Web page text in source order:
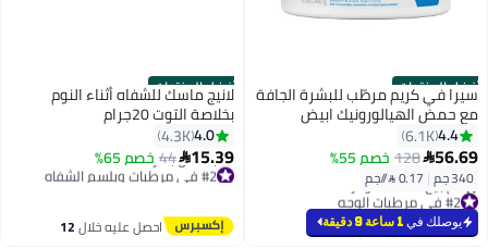
أفضل المنتجات
سيرا في كريم مرطّب للبشرة الجافة
مع حمض الهيالورونيك ابيض
340جرام4.4
6.1K
56.69
128 خصم 55%
340 جم |
#2 في مرطبات الوجه
بتخلّص بسرعة
تم بيع +1200 مؤخرًا
يوصلك في 1 ساعة 9 دقيقة
أفضل المنتجات
لانيج ماسك للشفاه أثناء النوم
بخلاصة التوت 20جرام
4.0
4.3K
15.39
44 خصم 65%
#2 في مرطبات وبلسم الشفاه
توصيل مجاني
#2 في مرطبات وبلسم الشفاه احصل عليه خلال12